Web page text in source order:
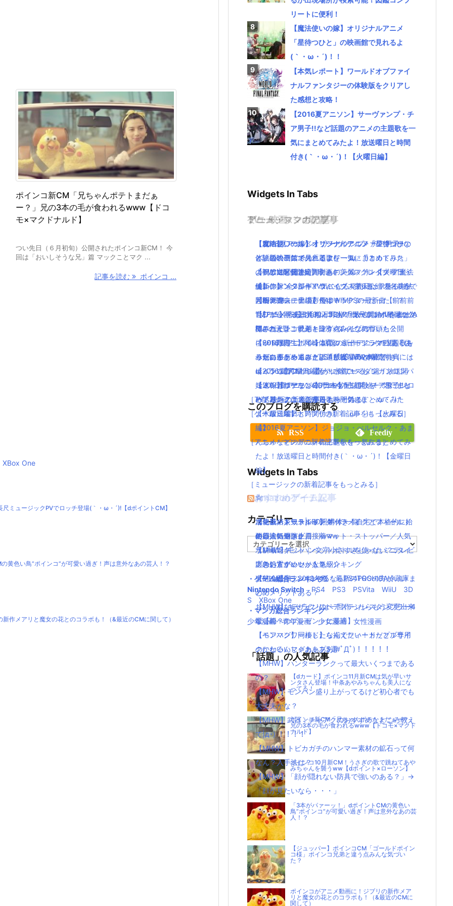
ポインコ新CM「兄ちゃんポテトまだぁ
ー？」兄の3本の毛が食われるwww【ドコ
モ×マクドナルド】
つい先日（６月初旬）公開されたポインコ新CM！ 今
回は「おいしそうな兄」篇 マックことマク ...
記事を読む ポインコ ...
XBox One
ミュージックPVでロッチ登場(｀・ω・´)!【dポイントCM】
黄色い鳥”ポインコ”が可愛い過ぎ！声は意外なあの芸人！？
作メアリと魔女の花とのコラボも！（&最近のCMに関して）
リートに便利！
【魔法使いの嫁】オリジナルアニメ
「星待つひと」の映画館で見れるよ
(｀・ω・´)！！
【本気レポート】ワールドオブファイ
ナルファンタジーの体験版をクリアし
た感想と攻略！
【2016夏アニソン】サーヴァンプ・チ
ア男子!!など話題のアニメの主題歌を一
気にまとめてみたよ！放送曜日と時間
付き(｀・ω・´)！【火曜日編】
Widgets In Tabs
TV・映画
【魔法使いの嫁】オリジナルアニメ「星待つひ
と」の映画館で見れるよ(｀・ω・´)！！
【TVCM配信開始】映画キングスグレイブ ファイ
ナルファンタジーXV気になる発売日は！見る方法
とルナフレーナの声優は？
【ジュッパー】ポインコCM「ゴールドポインコ
様」ポインコ兄弟と違う点みんな気づいた？
ネット限定！ポインコのショートドラマ公開「住
みたい県ランキング」「県境」の2本立て！
ポインコ新CM！「何かに似ている」篇！放送開
始！！【ローソン×ドコモ】
［TV・映画の新着記事をもっとみる］
ゲーム・スマホアプリ
【攻略】ワールドオブファイナルファンタジーの
体験版のラスボス「イフリータ」「コカトリス」
の倒し方と捕まえ方！
【新作】メタルギアサバイブ、主人公達の名前が
判明！過去に登場したキャラクターだった！？
【FF15】発売日延期！53分の長尺プレイ動画が公
開されたよ！映画キングスレイブの冒頭も公開
(｀・ω・´)
リゼロがゲームに！PS4とPSVITAで限定特典には
レムラムのフィギアが！水着コスも！
【速報】ポケモンGO日本も配信開始！！ダウンロ
ードリンクはここから！
［ゲーム・スマホアプリの新着記事をもっとみる］
アニメ・マンガの記事
【魔法使いの嫁】オリジナルアニメ「星待つひ
と」の映画館で見れるよ(｀・ω・´)！！
【祝アニメ化決定！】あの美麗ファンタジー”魔法
使いの嫁”全3部作！コミックス第6巻・7巻・8巻で
同梱発売
TVアニメ「あまんちゅ！」7月放送開始！作者は”A
RIA”の天野こずえ！日常×ダイビング
【2016夏アニソン】話題の新作アニメの主題歌を
一気にまとめてみたよ！放送曜日と時間付き(｀・
ω・´)！【月曜日編】
【2016夏アニソン】サーヴァンプ・チア男子!!な
ど話題のアニメの主題歌を一気にまとめてみた
よ！放送曜日と時間付き(｀・ω・´)！【火曜日
編】
［アニメ・マンガの新着記事をもっとみる］
ミュージックの記事
【2016夏アニソン】サーヴァンプ・チア男子!!な
ど話題のアニメの主題歌を一気にまとめてみた
よ！放送曜日と時間付き(｀・ω・´)！【火曜日
編】
【8/26Mステ出演】RADWIMPSの最新曲【前前前
世】が公開2日で100万再生！ついでにMVをまとめ
てみたよ！
【600万再生】岡崎体育のミュージックPVあるあ
るがあるある過ぎと話題( ﾟдﾟ )wwww
【2016夏アニソン】バッテリー・ダンガンロンパ
３・レガリアなどのアニメの主題歌を一気にまと
めてみたよ！放送曜日と時間付き(｀・ω・´)！
【木曜日編】
【2016夏アニソン】ジョジョ・べルセルク・あま
んちゅなどのアニメの主題歌を一気にまとめてみ
たよ！放送曜日と時間付き(｀・ω・´)！【金曜日
編】
［ミュージックの新着記事をもっとみる］
このブログを購読する
RSS Feedly
Widgets In Tabs
おすすめゲーム記事
【モンハンワールド】キャラメイクとフィールド
の顔違い過ぎ(;´Д｀)www
【MHW】モンハン文字小さすぎじゃない？テレビ
大きい方がいいかな？
【MHW】モンハンやるならPS4PROの方がいい
の？メリットある？
【MHW】キャラクリは一回作ったらもう変更出来
ないの？
【モンハンワールド】なんでフィードだとブサイ
クになるんじゃああああ(#ﾟДﾟ)！！！！！
【MHW】ハンターランクって最大いくつまである
の？
【MHW】モンハン盛り上がってるけど初心者でも
大丈夫かな？
【MHW】武器：チャアクのおすすめなところ教え
て|д･) ！！！！
【MHW】トビカガチのハンマー素材の鉱石って何
なん？入手法は？
【MHW】「顔が隠れない防具で強いのある？」→
「顔が見たいなら・・・」
Amazonアイテム
水耕栽培キット|LED照明付き！自宅で本格的に始
める人気セット
水耕栽培キット｜ペットボトルを使ったミニタイ
プのおすすめセットを紹介
東芝冷蔵庫｜2018年版！最新のTOSHIBA冷蔵庫ま
とめ
おしゃれなデザインのペアステンレスタンブラー4
選【親へのプレゼントに最適】
【ペアマグ】同棲したら揃えたい！カップル専用
のかわいいマグカップ5選
☆
ニンテンドースイッチ 本体 一覧
使い捨てマスク
☆
消化器／人気ランキング
耐震・転倒防止用接着マット・ストッパー／人気
ランキング
応急処置グッツ／人気ランキング
☆
カテゴリー
テ
・ゲーム総合ランキング
Nintendo Switch
PS4 PS3 PSVita WiiU
3D
S
XBox One
・マンガ総合ランキング
少年漫画
青年漫画 少女漫画 女性漫画
「話題」の人気記事
【dカード】ポインコ11月新CMは気が早いサ
ンタさん登場！中条あやみちゃんも美人にな
ってる！
ポインコ新CM「兄ちゃんポテトまだぁー？」
兄の3本の毛が食われるwww【ドコモ×マクド
ナルド】
ポインコ10月新CM！うさぎの歌で跳ねてあや
みちゃんを襲うww【dポイント×ローソン】
「3本がパァーッ！」dポイントCMの黄色い
鳥”ポインコ”が可愛い過ぎ！声は意外なあの芸
人！？
【ジュッパー】ポインコCM「ゴールドポイン
コ様」ポインコ兄弟と違う点みんな気づい
た？
ポインコがアニメ動画に！ジブリの新作メア
リと魔女の花とのコラボも！（&最近のCMに
関して）